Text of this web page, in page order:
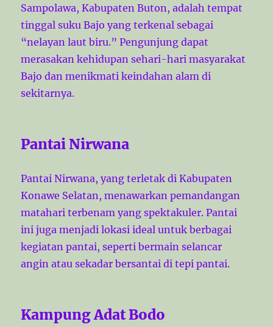
Sampolawa, Kabupaten Buton, adalah tempat
tinggal suku Bajo yang terkenal sebagai
“nelayan laut biru.” Pengunjung dapat
merasakan kehidupan sehari-hari masyarakat
Bajo dan menikmati keindahan alam di
sekitarnya.
Pantai Nirwana
Pantai Nirwana, yang terletak di Kabupaten
Konawe Selatan, menawarkan pemandangan
matahari terbenam yang spektakuler. Pantai
ini juga menjadi lokasi ideal untuk berbagai
kegiatan pantai, seperti bermain selancar
angin atau sekadar bersantai di tepi pantai.
Kampung Adat Bodo